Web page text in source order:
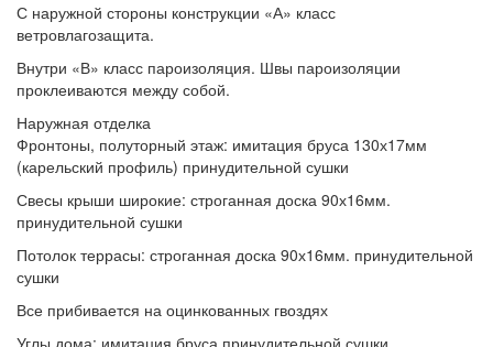
С наружной стороны конструкции «А» класс
ветровлагозащита.
Внутри «В» класс пароизоляция. Швы пароизоляции
проклеиваются между собой.
Наружная отделка
Фронтоны, полуторный этаж: имитация бруса 130х17мм
(карельский профиль) принудительной сушки
Свесы крыши широкие: строганная доска 90х16мм.
принудительной сушки
Потолок террасы: строганная доска 90х16мм. принудительной
сушки
Все прибивается на оцинкованных гвоздях